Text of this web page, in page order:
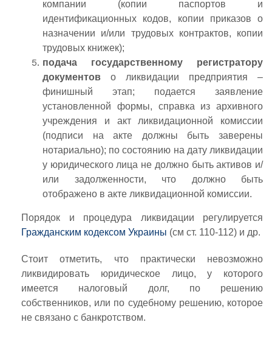
компании (копии паспортов и
идентификационных кодов, копии приказов о
назначении и/или трудовых контрактов, копии
трудовых книжек);
подача государственному регистратору
документов о ликвидации предприятия –
финишный этап; подается заявление
установленной формы, справка из архивного
учреждения и акт ликвидационной комиссии
(подписи на акте должны быть заверены
нотариально); по состоянию на дату ликвидации
у юридического лица не должно быть активов и/
или задолженности, что должно быть
отображено в акте ликвидационной комиссии.
Порядок и процедура ликвидации регулируется
Гражданским кодексом Украины (см ст. 110-112) и др.
Стоит отметить, что практически невозможно
ликвидировать юридическое лицо, у которого
имеется налоговый долг, по решению
собственников, или по судебному решению, которое
не связано с банкротством.